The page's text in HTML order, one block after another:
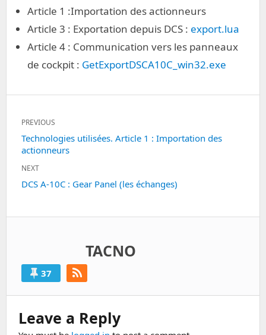
Article 1 :Importation des actionneurs
Article 3 : Exportation depuis DCS : export.lua
Article 4 : Communication vers les panneaux
de cockpit : GetExportDSCA10C_win32.exe
Post
navigation
PREVIOUS
Previous
post:
Technologies utilisées. Article 1 : Importation des
actionneurs
NEXT
Next
DCS A-10C : Gear Panel (les échanges)
TACNO
37
Leave a Reply